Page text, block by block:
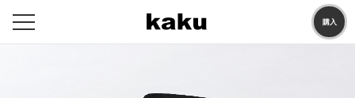
購入
メ
ニ